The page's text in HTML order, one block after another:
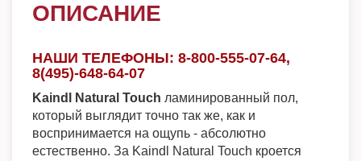
ОПИСАНИЕ
НАШИ ТЕЛЕФОНЫ: 8-800-555-07-64,
8(495)-648-64-07
Kaindl Natural Touch ламинированный пол,
который выглядит точно так же, как и
воспринимается на ощупь - абсолютно
естественно. За Kaindl Natural Touch кроется